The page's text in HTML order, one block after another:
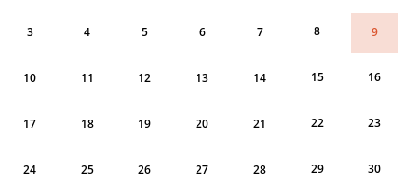
3 4 5 6 7 8 9
10 11 12 13 14 15 16
17 18 19 20 21 22 23
24 25 26 27 28 29 30